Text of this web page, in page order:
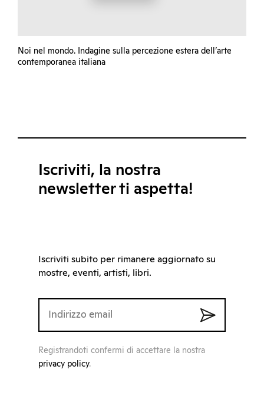
Noi nel mondo. Indagine sulla percezione estera dell’arte
contemporanea italiana
Iscriviti, la nostra
newsletter ti aspetta!
Iscriviti subito per rimanere aggiornato su
mostre, eventi, artisti, libri.
Registrandoti confermi di accettare la nostra
privacy policy.